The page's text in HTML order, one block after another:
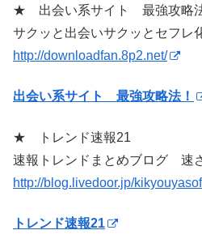
★ 出会い系サイト 最強攻略
サクッと出会いサクッとセフレ
http://downloadfan.8p2.net/
出会い系サイト 最強攻略法！
★ トレンド速報21
速報トレンドまとめブログ 速
http://blog.livedoor.jp/
トレンド速報21